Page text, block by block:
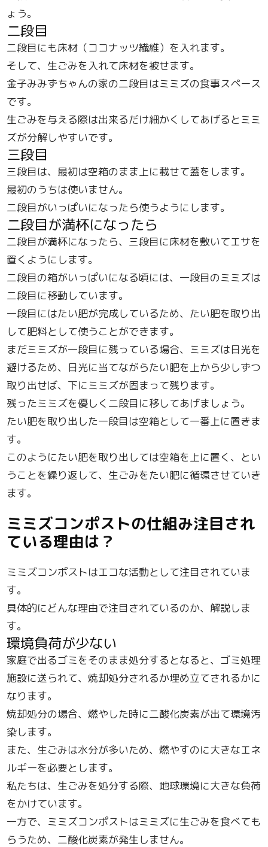
ょう。
二段目
二段目にも床材（ココナッツ繊維）を入れます。
そして、生ごみを入れて床材を被せます。
金子みみずちゃんの家の二段目はミミズの食事スペース
です。
生ごみを与える際は出来るだけ細かくしてあげるとミミ
ズが分解しやすいです。
三段目
三段目は、最初は空箱のまま上に載せて蓋をします。
最初のうちは使いません。
二段目がいっぱいになったら使うようにします。
二段目が満杯になったら
二段目が満杯になったら、三段目に床材を敷いてエサを
置くようにします。
二段目の箱がいっぱいになる頃には、一段目のミミズは
二段目に移動しています。
一段目にはたい肥が完成しているため、たい肥を取り出
して肥料として使うことができます。
まだミミズが一段目に残っている場合、ミミズは日光を
避けるため、日光に当てながらたい肥を上から少しずつ
取り出せば、下にミミズが固まって残ります。
残ったミミズを優しく二段目に移してあげましょう。
たい肥を取り出した一段目は空箱として一番上に置きま
す。
このようにたい肥を取り出しては空箱を上に置く、とい
うことを繰り返して、生ごみをたい肥に循環させていき
ます。
ミミズコンポストの仕組み注目され
ている理由は？
ミミズコンポストはエコな活動として注目されていま
す。
具体的にどんな理由で注目されているのか、解説しま
す。
環境負荷が少ない
家庭で出るゴミをそのまま処分するとなると、ゴミ処理
施設に送られて、焼却処分されるか埋め立てされるかに
なります。
焼却処分の場合、燃やした時に二酸化炭素が出て環境汚
染します。
また、生ごみは水分が多いため、燃やすのに大きなエネ
ルギーを必要とします。
私たちは、生ごみを処分する際、地球環境に大きな負荷
をかけています。
一方で、ミミズコンポストはミミズに生ごみを食べても
らうため、二酸化炭素が発生しません。